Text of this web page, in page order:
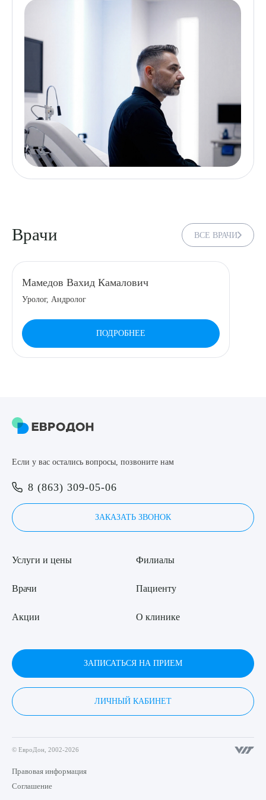
Врачи ВСЕ ВРАЧИ
Мамедов Вахид Камалович
Уролог, Андролог
ПОДРОБНЕЕ
Если у вас остались вопросы, позвоните нам
8 (863) 309-05-06
ЗАКАЗАТЬ ЗВОНОК
Услуги и цены
Врачи
Акции
Филиалы
Пациенту
О клинике
ЗАПИСАТЬСЯ НА ПРИЕМ
ЛИЧНЫЙ КАБИНЕТ
© ЕвроДон, 2002-2026
Правовая информация
Соглашение